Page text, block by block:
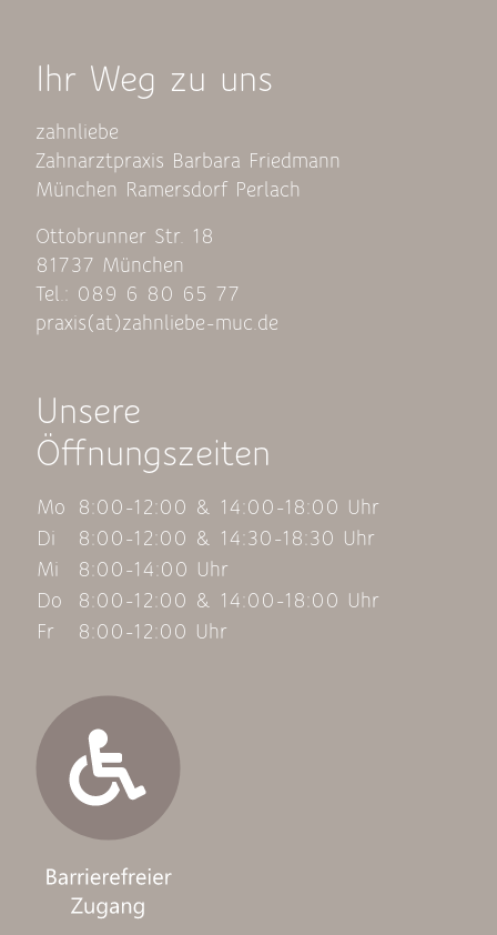
Ihr Weg zu uns
zahnliebe
Zahnarztpraxis Barbara Friedmann
München Ramersdorf Perlach
Ottobrunner Str. 18
81737 München
Tel.: 089 6 80 65 77
praxis(at)zahnliebe-muc.de
Unsere
Öffnungszeiten
Mo
8:00-12:00 & 14:00-18:00 Uhr
Di
8:00-12:00 & 14:30-18:30 Uhr
Mi
8:00-14:00 Uhr
Do
8:00-12:00 & 14:00-18:00 Uhr
Fr
8:00-12:00 Uhr